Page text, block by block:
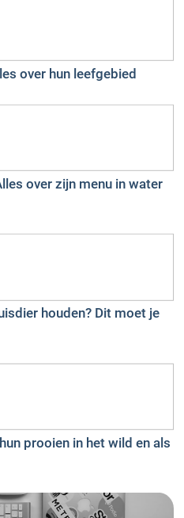
over hun leefgebied
over zijn menu in water
houden? Dit moet je
prooien in het wild en als